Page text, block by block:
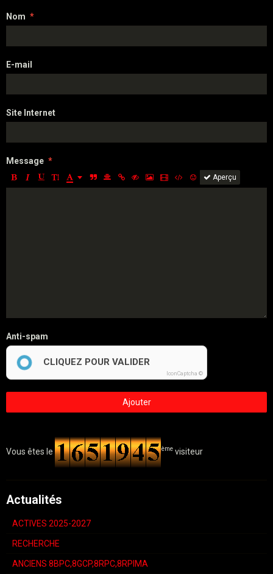
Nom
E-mail
Site Internet
Message
Aperçu
Anti-spam
CLIQUEZ POUR VALIDER
IconCaptcha ©
Ajouter
Vous êtes le ème visiteur
Actualités
ACTIVES 2025-2027
RECHERCHE
ANCIENS 8BPC,8GCP,8RPC,8RPIMA